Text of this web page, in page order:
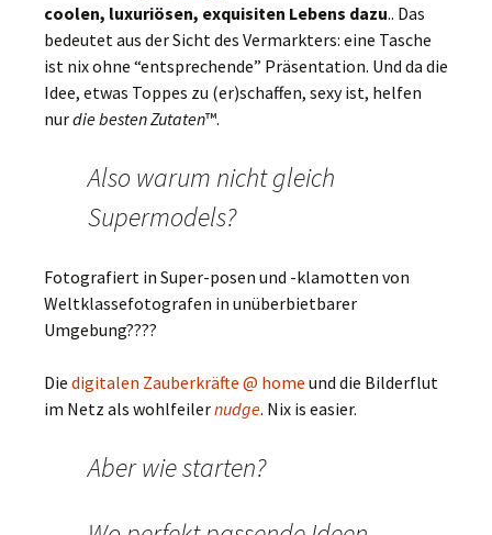
coolen, luxuriösen, exquisiten Lebens dazu.. Das
bedeutet aus der Sicht des Vermarkters: eine Tasche
ist nix ohne “entsprechende” Präsentation. Und da die
Idee, etwas Toppes zu (er)schaffen, sexy ist, helfen
nurdie besten Zutaten™.
Also warum nicht gleich
Supermodels?
Fotografiert in Super-posen und -klamotten von
Weltklassefotografen in unüberbietbarer
Umgebung????
Die digitalen Zauberkräfte @ home und die Bilderflut
im Netz als wohlfeilernudge. Nix is easier.
Aber wie starten?